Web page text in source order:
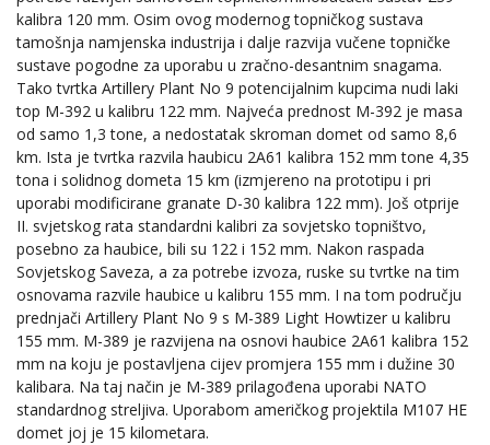
kalibra 120 mm. Osim ovog modernog topničkog sustava
tamošnja namjenska industrija i dalje razvija vučene topničke
sustave pogodne za uporabu u zračno-desantnim snagama.
Tako tvrtka Artillery Plant No 9 potencijalnim kupcima nudi laki
top M-392 u kalibru 122 mm. Najveća prednost M-392 je masa
od samo 1,3 tone, a nedostatak skroman domet od samo 8,6
km. Ista je tvrtka razvila haubicu 2A61 kalibra 152 mm tone 4,35
tona i solidnog dometa 15 km (izmjereno na prototipu i pri
uporabi modificirane granate D-30 kalibra 122 mm). Još otprije
II. svjetskog rata standardni kalibri za sovjetsko topništvo,
posebno za haubice, bili su 122 i 152 mm. Nakon raspada
Sovjetskog Saveza, a za potrebe izvoza, ruske su tvrtke na tim
osnovama razvile haubice u kalibru 155 mm. I na tom području
prednjači Artillery Plant No 9 s M-389 Light Howtizer u kalibru
155 mm. M-389 je razvijena na osnovi haubice 2A61 kalibra 152
mm na koju je postavljena cijev promjera 155 mm i dužine 30
kalibara. Na taj način je M-389 prilagođena uporabi NATO
standardnog streljiva. Uporabom američkog projektila M107 HE
domet joj je 15 kilometara.